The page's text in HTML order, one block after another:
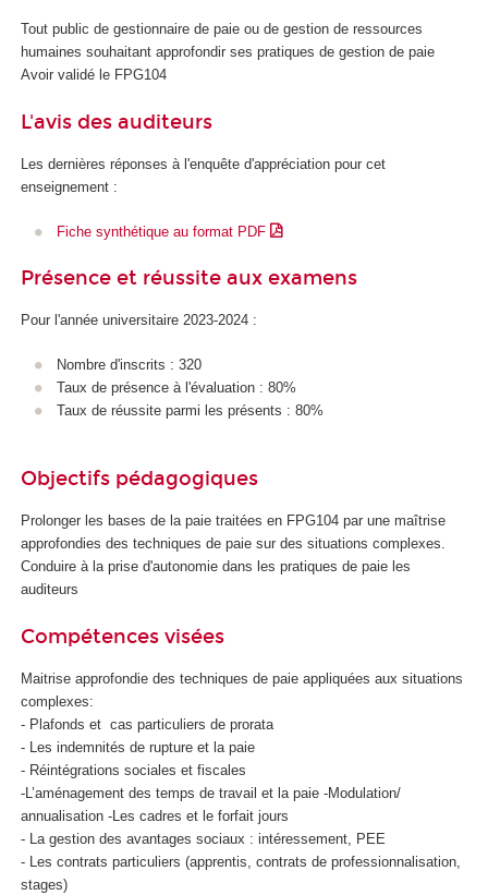
Tout public de gestionnaire de paie ou de gestion de ressources
humaines souhaitant approfondir ses pratiques de gestion de paie
Avoir validé le FPG104
L'avis des auditeurs
Les dernières réponses à l'enquête d'appréciation pour cet
enseignement :
Fiche synthétique au format PDF
Présence et réussite aux examens
Pour l'année universitaire 2023-2024 :
Nombre d'inscrits : 320
Taux de présence à l'évaluation : 80%
Taux de réussite parmi les présents : 80%
Objectifs pédagogiques
Prolonger les bases de la paie traitées en FPG104 par une maîtrise
approfondies des techniques de paie sur des situations complexes.
Conduire à la prise d'autonomie dans les pratiques de paie les
auditeurs
Compétences visées
Maitrise approfondie des techniques de paie appliquées aux situations
complexes:
- Plafonds et cas particuliers de prorata
- Les indemnités de rupture et la paie
- Réintégrations sociales et fiscales
-L’aménagement des temps de travail et la paie -Modulation/
annualisation -Les cadres et le forfait jours
- La gestion des avantages sociaux : intéressement, PEE
- Les contrats particuliers (apprentis, contrats de professionnalisation,
stages)